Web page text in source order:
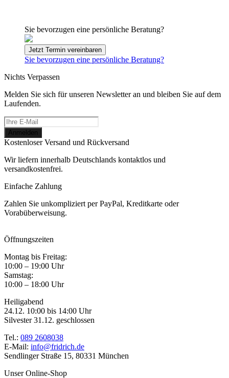
Sie bevorzugen eine persönliche Beratung?
Jetzt Termin vereinbaren
Sie bevorzugen eine persönliche Beratung?
Nichts Verpassen
Melden Sie sich für unseren Newsletter an und bleiben Sie auf dem
Laufenden.
Kostenloser Versand und Rückversand
Wir liefern innerhalb Deutschlands kontaktlos und
versandkostenfrei.
Einfache Zahlung
Zahlen Sie unkompliziert per PayPal, Kreditkarte oder
Vorabüberweisung.
Öffnungszeiten
Montag bis Freitag:
10:00 – 19:00 Uhr
Samstag:
10:00 – 18:00 Uhr
Heiligabend
24.12. 10:00 bis 14:00 Uhr
Silvester 31.12. geschlossen
Tel.: 089 2608038
E-Mail: info@fridrich.de
Sendlinger Straße 15, 80331 München
Unser Online-Shop